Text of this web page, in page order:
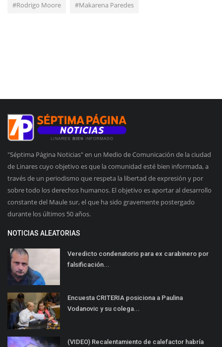
#Rodrigo Moore #Makarena Paredes
"Séptima Página Noticias" en un Medio de Comunicación de la ciudad
de Linares cuyo objetivo es que la comunidad esté bien informada, a
través de un periodismo que respeta la libertad de expresión y por
sobre todo los derechos humanos. El objetivo es aportar al desarrollo
constante del Maule sur, el que ha sido gravemente postergado
durante los últimos 50 años.
NOTICIAS ALEATORIAS
Veredicto condenatorio para ex carabinero por
falsificación...
Encuesta CRITERIA posiciona a Paulina
Vodanovic y su colega...
(VIDEO) Recalentamiento de calefactor habría